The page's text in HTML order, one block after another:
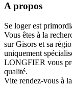
A propos
Se loger est
Vous êtes à la
sur Gisors et sa
uniquement
LONGFIER vous
qualité.
Vite rendez-vous à